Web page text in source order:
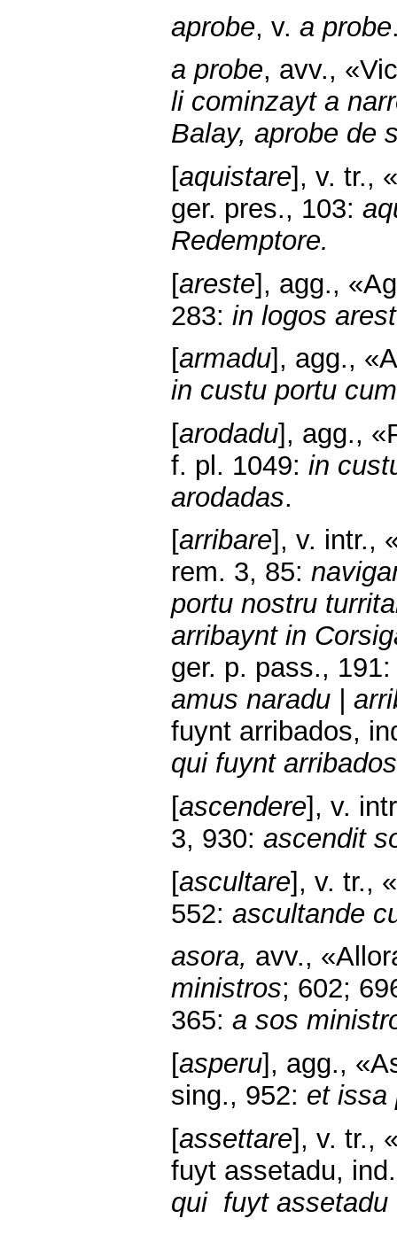
aprobe, v. a probe
a probe, avv.,
li cominzayt a
Balay, aprobe de
[aquistare], v. tr.,
ger. pres., 103:
Redemptore.
[areste], agg.,
283: in logos
[armadu], agg.,
in custu portu
[arodadu], agg.,
f. pl. 1049: in
arodadas.
[arribare], v. intr.,
rem. 3, 85:
portu nostru
arribaynt in
ger. p. pass.,
amus naradu |
fuynt arribados,
qui fuynt
[ascendere], v.
3, 930: ascendit
[ascultare], v. tr.,
552: ascultande
asora, avv.,
ministros; 602;
365: a sos
[asperu], agg.,
sing., 952: et issa
[assettare], v. tr.,
fuyt assetadu,
qui fuyt assetadu